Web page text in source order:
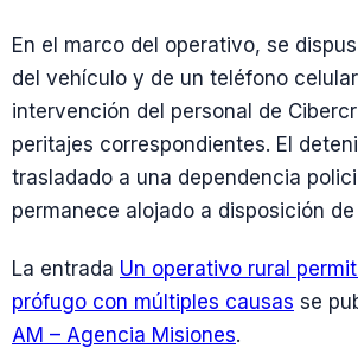
En el marco del operativo, se
del vehículo y de un teléfono
intervención del personal de
peritajes correspondientes. El
trasladado a una dependencia
permanece alojado a disposición
La entrada Un operativo rural
prófugo con múltiples causas se
AM – Agencia Misiones.